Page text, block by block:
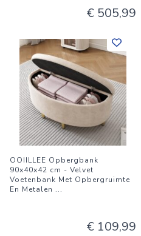
€ 505,99
OOIILLEE Opbergbank
90x40x42 cm - Velvet
Voetenbank Met Opbergruimte
En Metalen ...
€ 109,99